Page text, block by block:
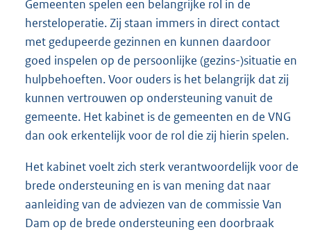
Gemeenten spelen een belangrijke rol in de
hersteloperatie. Zij staan immers in direct contact
met gedupeerde gezinnen en kunnen daardoor
goed inspelen op de persoonlijke (gezins-)situatie en
hulpbehoeften. Voor ouders is het belangrijk dat zij
kunnen vertrouwen op ondersteuning vanuit de
gemeente. Het kabinet is de gemeenten en de VNG
dan ook erkentelijk voor de rol die zij hierin spelen.
Het kabinet voelt zich sterk verantwoordelijk voor de
brede ondersteuning en is van mening dat naar
aanleiding van de adviezen van de commissie Van
Dam op de brede ondersteuning een doorbraak